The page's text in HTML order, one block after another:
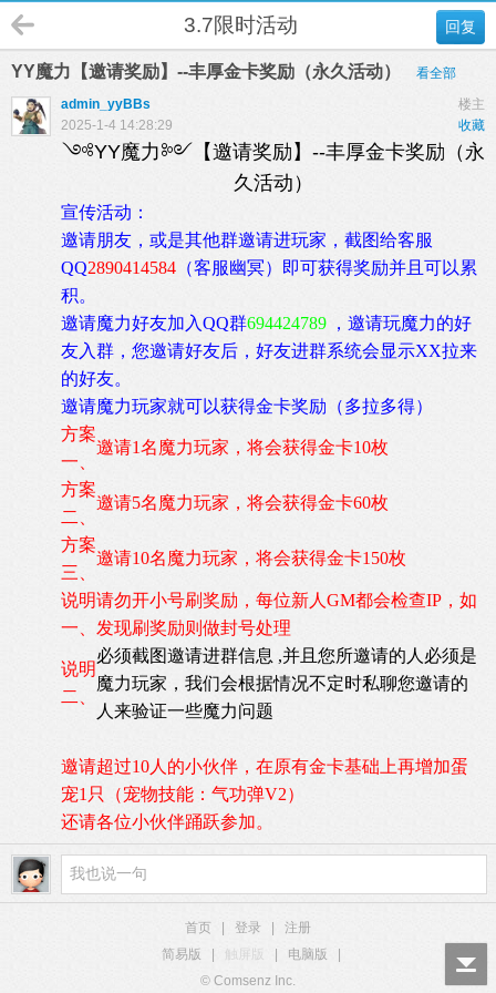
回复
3.7限时活动
YY魔力【邀请奖励】--丰厚金卡奖励（永久活动）
看全部
楼主
admin_yyBBs
收藏
2025-1-4 14:28:29
༺YY魔力༻【邀请奖励】--丰厚金卡奖励（永
久活动）
宣传活动：
邀请朋友，或是其他群邀请进玩家，截图给客服
QQ2890414584 （客服幽冥）即可获得奖励并且可以累
积。
邀请魔力好友加入QQ群694424789 ，邀请玩魔力的好
友入群，您邀请好友后，好友进群系统会显示XX拉来
的好友。
邀请魔力玩家就可以获得金卡奖励（多拉多得）
方案
一、
邀请1名魔力玩家，将会获得金卡10枚
方案
二、
邀请5名魔力玩家，将会获得金卡60枚
方案
三、
邀请10名魔力玩家，将会获得金卡150枚
说明
一、
请勿开小号刷奖励，每位新人GM都会检查IP，如
发现刷奖励则做封号处理
说明
二、
必须截图邀请进群信息 ,并且您所邀请的人必须是
魔力玩家，我们会根据情况不定时私聊您邀请的
人来验证一些魔力问题
邀请超过10人的小伙伴，在原有金卡基础上再增加蛋
宠1只（宠物技能：气功弹V2）
还请各位小伙伴踊跃参加。
首页 登录
注册
简易版
触屏版 电脑版
© Comsenz Inc.